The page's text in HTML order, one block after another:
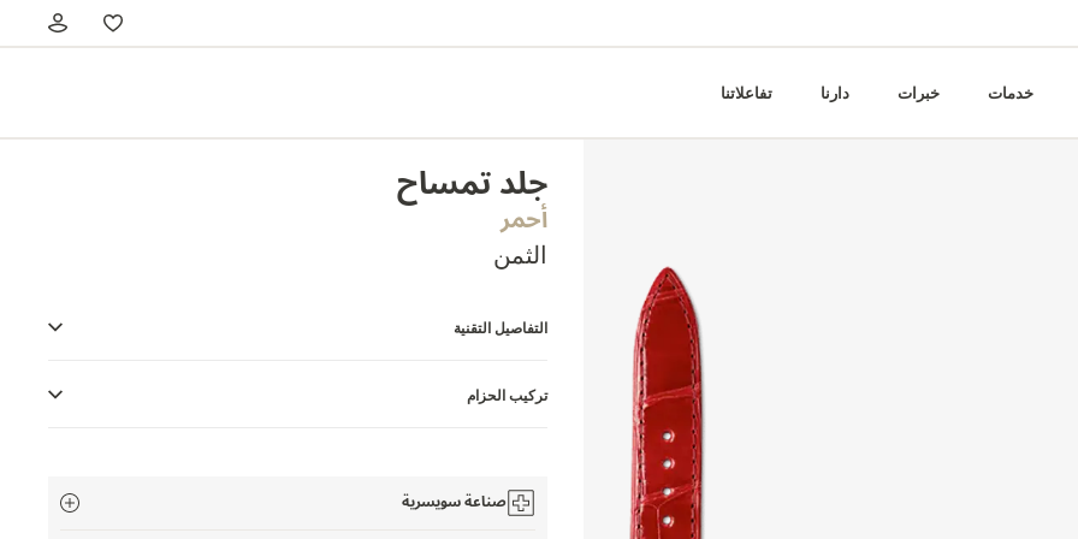
خدمات خبرات دارنا تفاعلاتنا
جلد تمساح
أحمر
الثمن
التفاصيل التقنية
تركيب الحزام
صناعة سويسرية